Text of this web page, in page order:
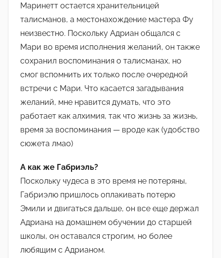
Маринетт остается хранительницей
талисманов, а местонахождение мастера Фу
неизвестно. Поскольку Адриан общался с
Мари во время исполнения желаний, он также
сохранил воспоминания о талисманах, но
смог вспомнить их только после очередной
встречи с Мари. Что касается загадывания
желаний, мне нравится думать, что это
работает как алхимия, так что жизнь за жизнь,
время за воспоминания — вроде как (удобство
сюжета лмао)
А как же Габриэль?
Поскольку чудеса в это время не потеряны,
Габриэлю пришлось оплакивать потерю
Эмили и двигаться дальше, он все еще держал
Адриана на домашнем обучении до старшей
школы, он оставался строгим, но более
любящим с Адрианом.